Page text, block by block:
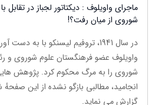
ماجرای واویلوف : دیکتاتور لجباز در
شوروی از میان رفت؟!
در سال 1941، تروفیم لیسنکو با به
واویلوف عضو فرهنگستان علوم شوروی
شوروی را به مرگ محکوم کرد. پژوهش
انجامید، مطالبی بازگو نشده از این
گزارش می نماید.